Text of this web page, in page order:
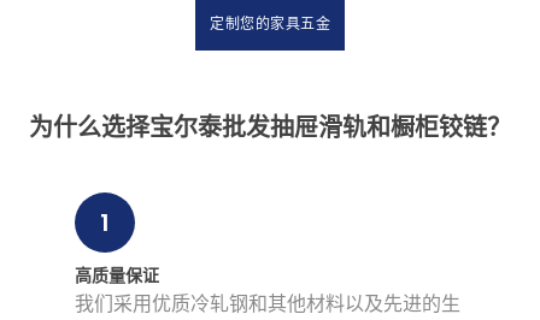
定制您的家具五金
为什么选择宝尔泰批发抽屉滑轨和橱柜铰链？
1
高质量保证
我们采用优质冷轧钢和其他材料以及先进的生